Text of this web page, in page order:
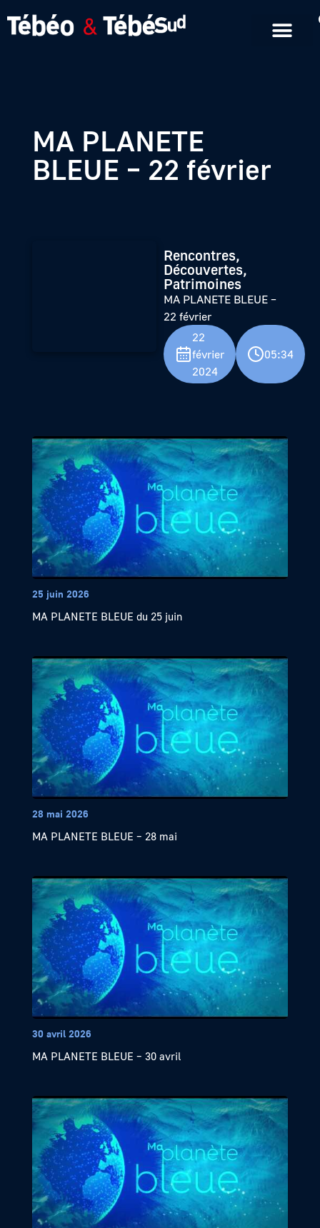
MA PLANETE
BLEUE – 22 février
Rencontres,
Découvertes,
Patrimoines
MA PLANETE BLEUE –
22 février
22
février
2024
05:34
25 juin 2026
MA PLANETE BLEUE du 25 juin
28 mai 2026
MA PLANETE BLEUE – 28 mai
30 avril 2026
MA PLANETE BLEUE – 30 avril